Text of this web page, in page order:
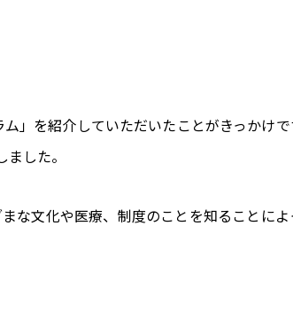
」を紹介していただいたことがきっかけ
した。
な文化や医療、制度のことを知ることに